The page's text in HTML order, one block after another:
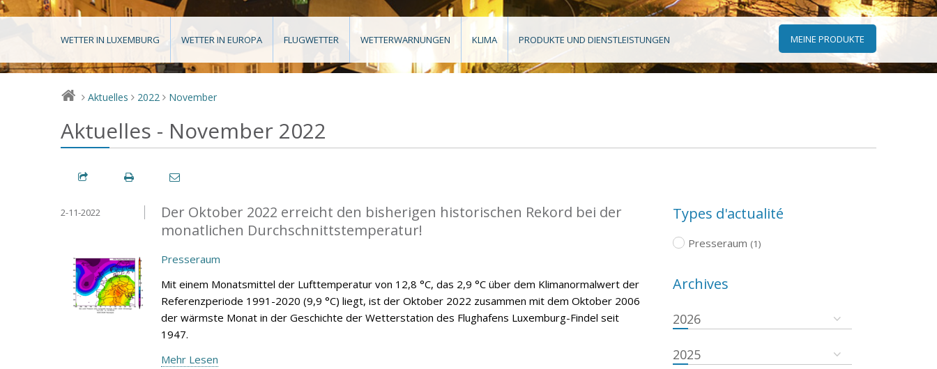
WETTER IN LUXEMBURG WETTER IN EUROPA FLUGWETTER WETTERWARNUNGEN KLIMA PRODUKTE UND DIENSTLEISTUNGEN MEINE PRODUKTE
> Aktuelles > 2022 > November
Aktuelles - November 2022
Der Oktober 2022 erreicht den bisherigen historischen Rekord bei der
monatlichen Durchschnittstemperatur!
2-11-2022
Presseraum
Mit einem Monatsmittel der Lufttemperatur von 12,8 °C, das 2,9 °C über dem Klimanormalwert der
Referenzperiode 1991-2020 (9,9 °C) liegt, ist der Oktober 2022 zusammen mit dem Oktober 2006
der wärmste Monat in der Geschichte der Wetterstation des Flughafens Luxemburg-Findel seit
1947.
Mehr Lesen
Types d'actualité
Presseraum (1)
Archives
2026
2025